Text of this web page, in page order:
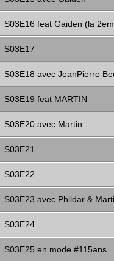
S03E16 feat Gaiden (la
S03E17
S03E18 avec JeanPierre
S03E19 feat MARTIN
S03E20 avec Martin
S03E21
S03E22
S03E23 avec Phildar &
S03E24
S03E25 en mode #115ans